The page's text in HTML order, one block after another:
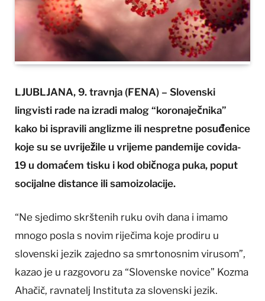
LJUBLJANA, 9. travnja (FENA) – Slovenski
lingvisti rade na izradi malog “koronaječnika”
kako bi ispravili anglizme ili nespretne posuđenice
koje su se uvriježile u vrijeme pandemije covida-
19 u domaćem tisku i kod običnoga puka, poput
socijalne distance ili samoizolacije.
“Ne sjedimo skrštenih ruku ovih dana i imamo
mnogo posla s novim riječima koje prodiru u
slovenski jezik zajedno sa smrtonosnim virusom”,
kazao je u razgovoru za “Slovenske novice” Kozma
Ahačič, ravnatelj Instituta za slovenski jezik.